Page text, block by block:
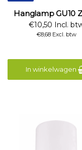
Hanglamp GU10
€10,50 Incl.
€8,68 Excl. btw
In winkelwagen